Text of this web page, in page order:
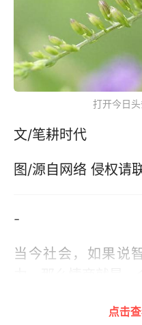
打开今日
文/笔耕时代
图/源自网络 侵权请
-
当今社会，如果说
人与人的交往，处
点击